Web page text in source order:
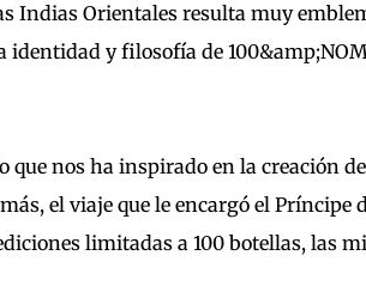
Indias Orientales resulta muy
y filosofía de
que nos ha inspirado en la creación
el viaje que le encargó el Príncipe
limitadas a 100 botellas, las